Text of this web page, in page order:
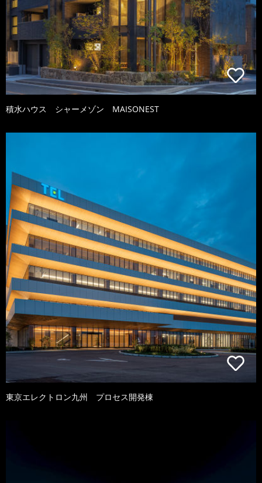
積水ハウス シャーメゾン MAISONEST
東京エレクトロン九州 プロセス開発棟